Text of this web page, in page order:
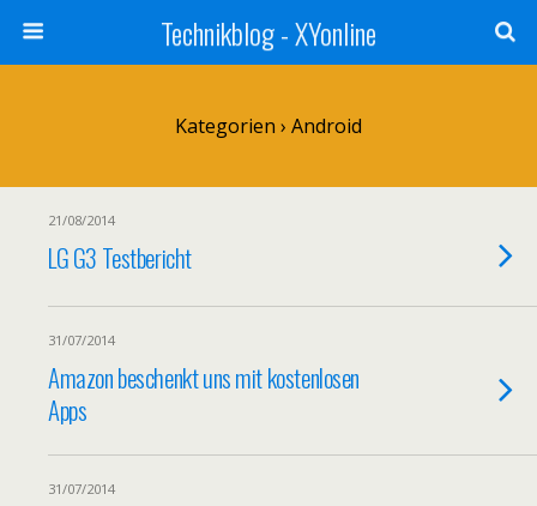
Technikblog - XYonline
Kategorien › Android
21/08/2014
LG G3 Testbericht
31/07/2014
Amazon beschenkt uns mit kostenlosen
Apps
31/07/2014